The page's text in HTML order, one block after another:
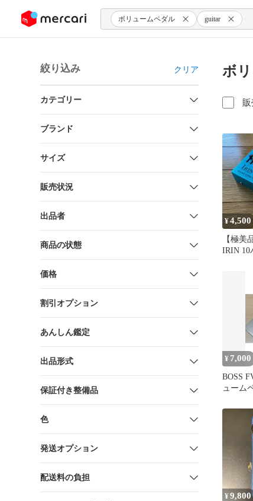
ツにスキップ ボリュームペダル guitar
絞り込み クリア
カテゴリー
ブランド
サイズ
販売状況
出品者
商品の状態
価格
割引オプション
あんしん鑑定
出品形式
保証付き整備品
色
発送オプション
配送料の負担
ボ
¥4,500
【極美
IRIN 10
¥ 7,000
BOSS
ューム
¥9,800